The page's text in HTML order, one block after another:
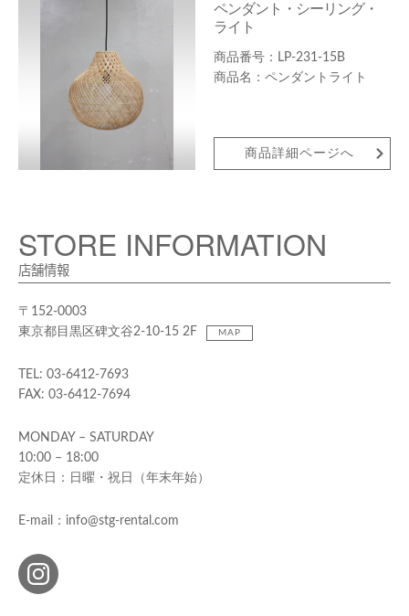
ペンダント・シーリング・
ライト
LP-231-15B
ペンダントライト
商品詳細ページへ
STORE INFORMATION
店舗情報
〒152-0003
東京都目黒区碑文谷2-10-15 2F
MAP
TEL: 03-6412-7693
FAX: 03-6412-7694
MONDAY – SATURDAY
10:00 – 18:00
定休日：日曜・祝日（年末年始）
E-mail：info@stg-rental.com